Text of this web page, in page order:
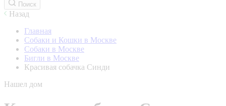
Поиск
Назад
Главная
Собаки и Кошки в Москве
Собаки в Москве
Бигли в Москве
Красивая собачка Синди
Нашел дом